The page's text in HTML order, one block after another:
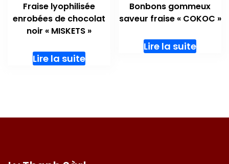
Fraise lyophilisée
enrobées de chocolat
noir « MISKETS »
Lire la suite
Bonbons gommeux
saveur fraise « COKOC »
Lire la suite